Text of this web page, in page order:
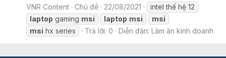
VNR Content Chủ đề 22/08/2021
intel thế hệ 12
laptop gaming msi laptop msi
msi
msi hx series Trả lời: 0 Diễn đàn: Làm ăn kinh doanh